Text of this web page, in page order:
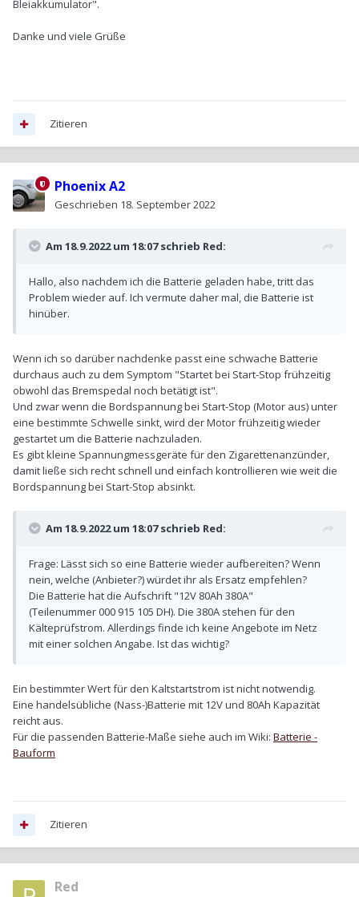
Bleiakkumulator".
Danke und viele Grüße
Zitieren
Phoenix A2
Geschrieben 18. September 2022
Am 18.9.2022 um 18:07 schrieb Red:
Hallo, also nachdem ich die Batterie geladen habe, tritt das
Problem wieder auf. Ich vermute daher mal, die Batterie ist
hinüber.
Wenn ich so darüber nachdenke passt eine schwache Batterie
durchaus auch zu dem Symptom "Startet bei Start-Stop frühzeitig
obwohl das Bremspedal noch betätigt ist".
Und zwar wenn die Bordspannung bei Start-Stop (Motor aus) unter
eine bestimmte Schwelle sinkt, wird der Motor frühzeitig wieder
gestartet um die Batterie nachzuladen.
Es gibt kleine Spannungmessgeräte für den Zigarettenanzünder,
damit ließe sich recht schnell und einfach kontrollieren wie weit die
Bordspannung bei Start-Stop absinkt.
Am 18.9.2022 um 18:07 schrieb Red:
Frage: Lässt sich so eine Batterie wieder aufbereiten? Wenn
nein, welche (Anbieter?) würdet ihr als Ersatz empfehlen?
Die Batterie hat die Aufschrift "12V 80Ah 380A"
(Teilenummer 000 915 105 DH). Die 380A stehen für den
Kälteprüfstrom. Allerdings finde ich keine Angebote im Netz
mit einer solchen Angabe. Ist das wichtig?
Ein bestimmter Wert für den Kaltstartstrom ist nicht notwendig.
Eine handelsübliche (Nass-)Batterie mit 12V und 80Ah Kapazität
reicht aus.
Für die passenden Batterie-Maße siehe auch im Wiki: Batterie -
Bauform
Zitieren
Red